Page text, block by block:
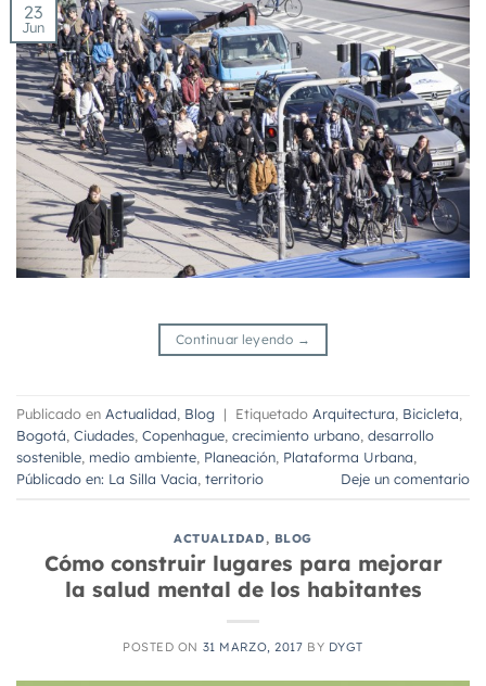
23
Jun
Continuar leyendo →
Publicado en Actualidad Blog | Etiquetado Arquitectura Bicicleta
Bogotá Ciudades Copenhague crecimiento urbano desarrollo
sostenible medio ambiente Planeación Plataforma Urbana
Públicado en: La Silla Vacia territorio Deje un comentario
ACTUALIDAD , BLOG
Cómo construir lugares para mejorar
la salud mental de los habitantes
POSTED ON 31 MARZO, 2017 BY DYGT